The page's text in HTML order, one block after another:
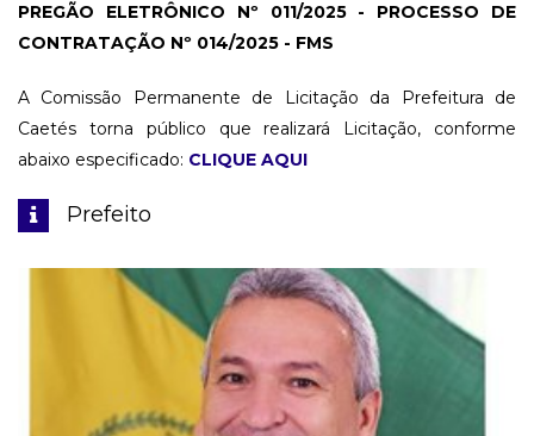
PREGÃO ELETRÔNICO Nº 011/2025 - PROCESSO DE
CONTRATAÇÃO Nº 014/2025 - FMS
A Comissão Permanente de Licitação da Prefeitura de
Caetés torna público que realizará Licitação, conforme
abaixo especificado: CLIQUE AQUI
Prefeito